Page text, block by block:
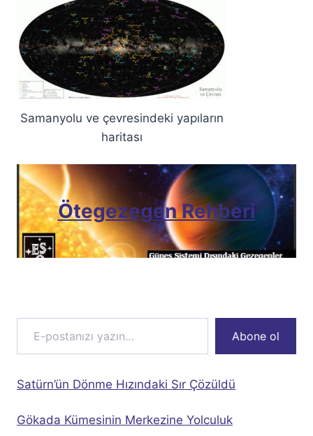
Samanyolu ve çevresindeki yapıların
haritası
Ötegezegen Rehberi
E-postanızı yazın…
Abone ol
Satürn’ün Dönme Hızındaki Sır Çözüldü
Gökada Kümesinin Merkezine Yolculuk